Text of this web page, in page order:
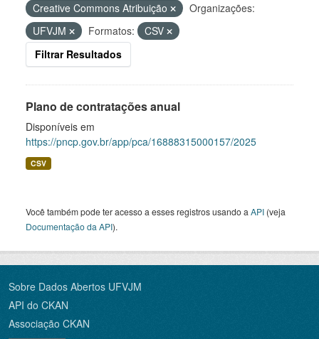
Creative Commons Atribuição
Organizações:
UFVJM
Formatos:
CSV
Filtrar Resultados
Plano de contratações anual
Disponíveis em
https://pncp.gov.br/app/pca/16888315000157/2025
CSV
Você também pode ter acesso a esses registros usando a API (veja
Documentação da API).
Sobre Dados Abertos UFVJM
API do CKAN
Associação CKAN